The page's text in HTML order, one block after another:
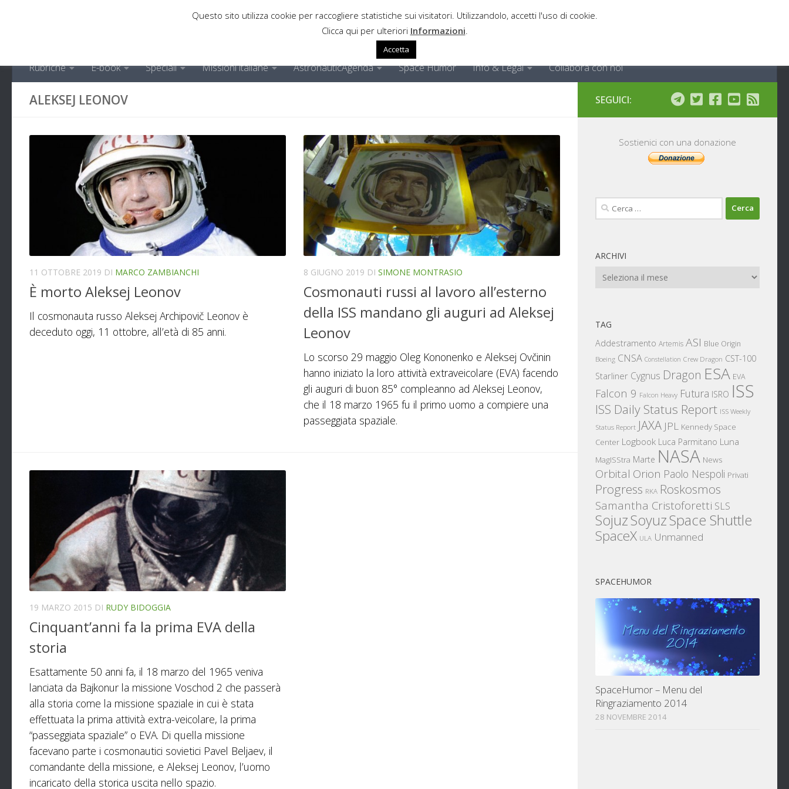
Rubriche E-book Speciali Missioni italiane AstronauticAgenda Space Humor Info & Legal Collabora con noi
ALEKSEJ LEONOV
11 OTTOBRE 2019 DI MARCO ZAMBIANCHI
È morto Aleksej Leonov
Il cosmonauta russo Aleksej Archipovič Leonov è
deceduto oggi, 11 ottobre, all’età di 85 anni.
8 GIUGNO 2019 DI SIMONE MONTRASIO
Cosmonauti russi al lavoro all’esterno
della ISS mandano gli auguri ad Aleksej
Leonov
Lo scorso 29 maggio Oleg Kononenko e Aleksej Ovčinin
hanno iniziato la loro attività extraveicolare (EVA) facendo
gli auguri di buon 85° compleanno ad Aleksej Leonov,
che il 18 marzo 1965 fu il primo uomo a compiere una
passeggiata spaziale.
19 MARZO 2015 DI RUDY BIDOGGIA
Cinquant’anni fa la prima EVA della
storia
Esattamente 50 anni fa, il 18 marzo del 1965 veniva
lanciata da Bajkonur la missione Voschod 2 che passerà
alla storia come la missione spaziale in cui è stata
effettuata la prima attività extra-veicolare, la prima
“passeggiata spaziale” o EVA. Di quella missione
facevano parte i cosmonautici sovietici Pavel Beljaev, il
comandante della missione, e Aleksej Leonov, l’uomo
incaricato della storica uscita nello spazio.
SEGUICI:
Sostienici con una donazione
Ricerca
per:
ARCHIVI
Archivi
TAG
Addestramento Artemis ASI Blue Origin
Boeing CNSA Constellation Crew Dragon CST-100
Starliner Cygnus Dragon ESA EVA
Falcon 9 Falcon Heavy Futura ISRO ISS
ISS Daily Status Report ISS Weekly
Status Report JAXA JPL Kennedy Space
Center Logbook Luca Parmitano Luna
MagISStra Marte NASA News
Orbital Orion Paolo Nespoli Privati
Progress RKA Roskosmos
Samantha Cristoforetti SLS
SojuzSoyuzSpace Shuttle
SpaceX ULA Unmanned
SPACEHUMOR
SpaceHumor – Menu del
Ringraziamento 2014
28 NOVEMBRE 2014
Questo sito utilizza cookie per raccogliere statistiche sui visitatori. Utilizzandolo, accetti l'uso di cookie.
Clicca qui per ulteriori Informazioni
Accetta